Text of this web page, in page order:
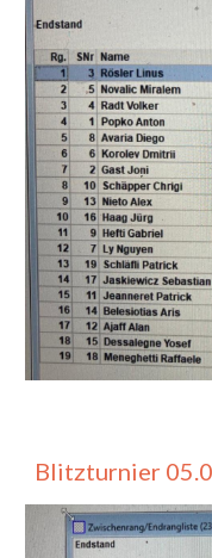
Blitzturnier 05.0